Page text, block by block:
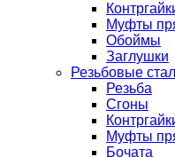
Муфты
Обоймы
Заглушки
Резьбовые
Резьба
Сгоны
Муфты
Бочата